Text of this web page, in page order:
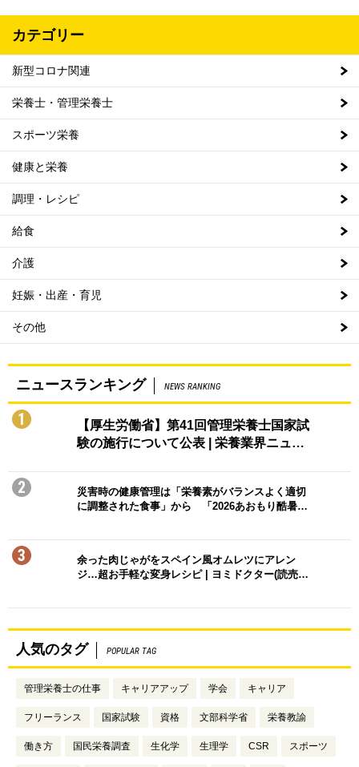
カテゴリー
新型コロナ関連
栄養士・管理栄養士
スポーツ栄養
健康と栄養
調理・レシピ
給食
介護
妊娠・出産・育児
その他
ニュースランキング NEWS RANKING
1
【厚生労働省】第41回管理栄養士国家試
験の施行について公表 | 栄養業界ニュ…
2
災害時の健康管理は「栄養素がバランスよく適切
に調整された食事」から 「2026あおもり酷暑…
3
余った肉じゃがをスペイン風オムレツにアレン
ジ…超お手軽な変身レシピ | ヨミドクター(読売…
人気のタグ POPULAR TAG
管理栄養士の仕事 キャリアアップ 学会 キャリア
フリーランス 国家試験 資格 文部科学省 栄養教諭
働き方 国民栄養調査 生化学 生理学 CSR スポーツ